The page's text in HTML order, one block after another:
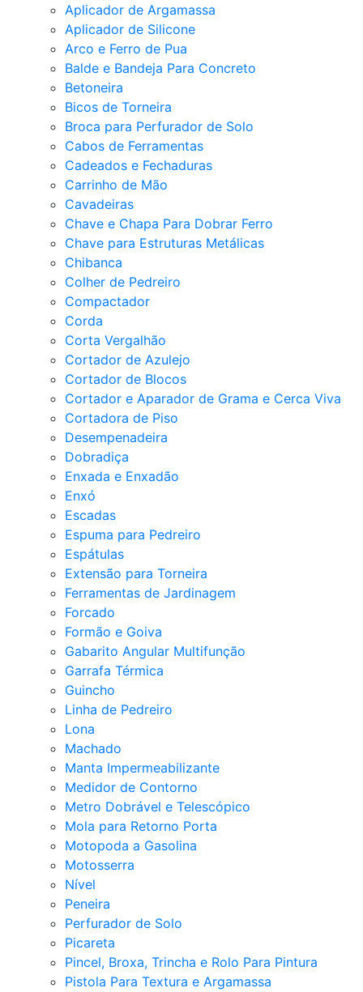
Aplicador de Argamassa
Aplicador de Silicone
Arco e Ferro de Pua
Balde e Bandeja Para Concreto
Betoneira
Bicos de Torneira
Broca para Perfurador de Solo
Cabos de Ferramentas
Cadeados e Fechaduras
Carrinho de Mão
Cavadeiras
Chave e Chapa Para Dobrar Ferro
Chave para Estruturas Metálicas
Chibanca
Colher de Pedreiro
Compactador
Corda
Corta Vergalhão
Cortador de Azulejo
Cortador de Blocos
Cortador e Aparador de Grama e Cerca Viva
Cortadora de Piso
Desempenadeira
Dobradiça
Enxada e Enxadão
Enxó
Escadas
Espuma para Pedreiro
Espátulas
Extensão para Torneira
Ferramentas de Jardinagem
Forcado
Formão e Goiva
Gabarito Angular Multifunção
Garrafa Térmica
Guincho
Linha de Pedreiro
Lona
Machado
Manta Impermeabilizante
Medidor de Contorno
Metro Dobrável e Telescópico
Mola para Retorno Porta
Motopoda a Gasolina
Motosserra
Nível
Peneira
Perfurador de Solo
Picareta
Pincel, Broxa, Trincha e Rolo Para Pintura
Pistola Para Textura e Argamassa